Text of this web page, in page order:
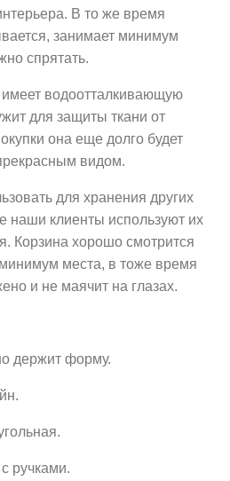
В то же время
занимает минимум
спрятать.
имеет водоотталкивающую
для защиты ткани от
она еще долго будет
видом.
для хранения других
наши клиенты используют их
Корзина хорошо смотрится
места, в тоже время
и не маячит на глазах.
форму.
с ручками.